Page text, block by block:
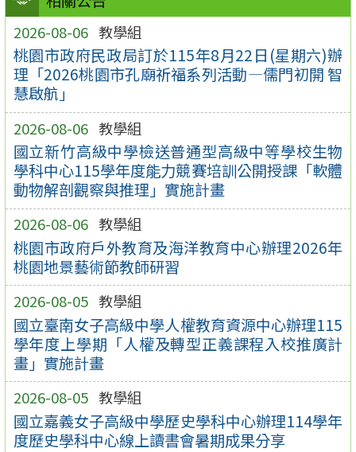
2026-08-06 教學組
桃園市政府民政局訂於115年8月22日(星期六)辦
理「2026桃園市孔廟祈福系列活動—儒門初開 智
慧啟航」
2026-08-06 教學組
國立新竹高級中學檢送普通型高級中等學校生物
學科中心115學年度能力競賽培訓公開授課「軟體
動物解剖觀察與推理」實施計畫
2026-08-06 教學組
桃園市政府戶外教育及海洋教育中心辦理2026年
桃園地景藝術節教師研習
2026-08-05 教學組
國立臺南女子高級中學人權教育資源中心辦理115
學年度上學期「人權及轉型正義課程入校推廣計
畫」實施計畫
2026-08-05 教學組
國立嘉義女子高級中學歷史學科中心辦理114學年
度歷史學科中心線上讀書會暑期成果分享